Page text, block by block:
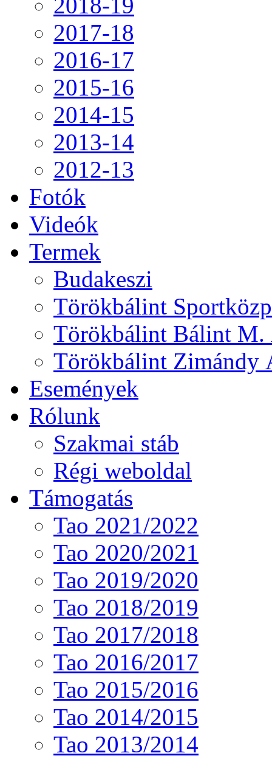
2017-18
2016-17
2015-16
2014-15
2013-14
2012-13
Fotók
Videók
Termek
Budakeszi
Törökbálint
Törökbálint Bálint
Törökbálint Zimándy
Események
Rólunk
Szakmai stáb
Régi weboldal
Támogatás
Tao 2021/2022
Tao 2020/2021
Tao 2019/2020
Tao 2018/2019
Tao 2017/2018
Tao 2016/2017
Tao 2015/2016
Tao 2014/2015
Tao 2013/2014